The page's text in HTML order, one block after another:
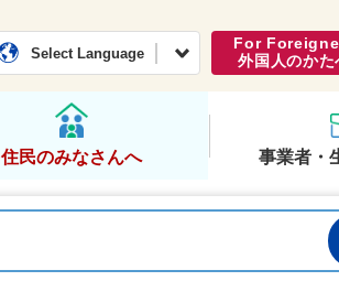
常総市公式ホームページ
くらし
Select Language
For
外国人のかた
住民のみなさんへ 事業者・